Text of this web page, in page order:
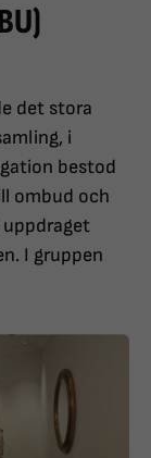
det stora
i
bestod
ombud och
I gruppen